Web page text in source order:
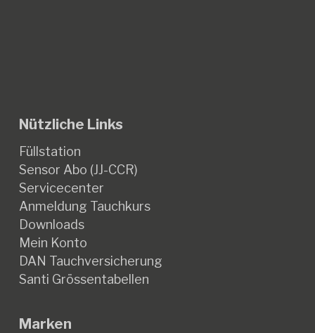
Nützliche Links
Füllstation
Sensor Abo (JJ-CCR)
Servicecenter
Anmeldung Tauchkurs
Downloads
Mein Konto
DAN Tauchversicherung
Santi Grössentabellen
Marken